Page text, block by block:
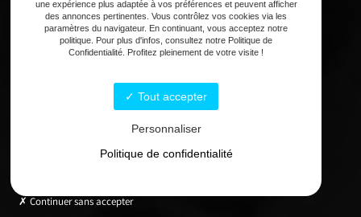
une expérience plus adaptée à vos préférences et peuvent afficher
des annonces pertinentes. Vous contrôlez vos cookies via les
paramètres du navigateur. En continuant, vous acceptez notre
politique. Pour plus d'infos, consultez notre Politique de
Confidentialité. Profitez pleinement de votre visite !
Tout accepter
Personnaliser
Politique de confidentialité
Continuer sans accepter